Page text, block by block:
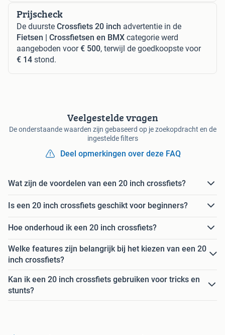
Prijscheck
De duurste Crossfiets 20 inch advertentie in de
Fietsen | Crossfietsen en BMX categorie werd
aangeboden voor€ 500, terwijl de goedkoopste voor
€ 14 stond.
Veelgestelde vragen
De onderstaande waarden zijn gebaseerd op je zoekopdracht en de
ingestelde filters
Deel opmerkingen over deze FAQ
Wat zijn de voordelen van een 20 inch crossfiets?
Is een 20 inch crossfiets geschikt voor beginners?
Hoe onderhoud ik een 20 inch crossfiets?
Welke features zijn belangrijk bij het kiezen van een 20
inch crossfiets?
Kan ik een 20 inch crossfiets gebruiken voor tricks en
stunts?